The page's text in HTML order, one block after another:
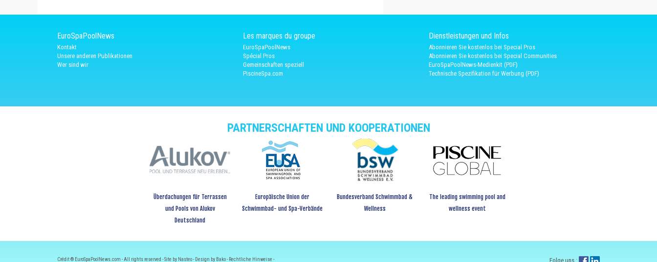
EuroSpaPoolNews
Kontakt
Unsere anderen Publikationen
Wer sind wir
Les marques du groupe
EuroSpaPoolNews
Spécial Pros
Gemeinschaften speziell
PiscineSpa.com
Dienstleistungen und Infos
Abonnieren Sie kostenlos bei Special Pros
Abonnieren Sie kostenlos bei Special Communities
EuroSpaPoolNews-Medienkit (PDF)
Technische Spezifikation für Werbung (PDF)
PARTNERSCHAFTEN UND KOOPERATIONEN
Überdachungen für Terrassen
und Pools von Alukov
Deutschland
Europäische Union der
Schwimmbad- und Spa-Verbände
Bundesverband Schwimmbad &
Wellness
The leading swimming pool and
wellness event
Crédit ® EuroSpaPoolNews.com - All rights reserved - Site by Nasteo - Design by Bako - Rechtliche Hinweise - Folge uns :